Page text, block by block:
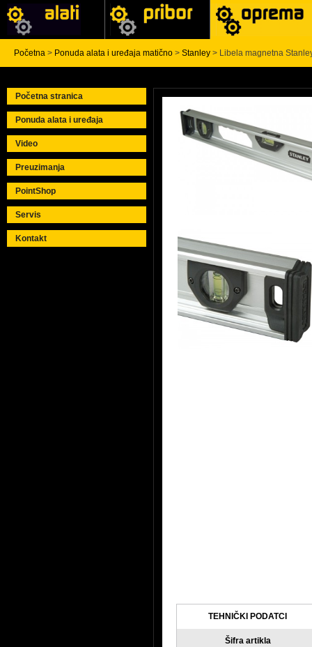
Početna > Ponuda alata i uređaja matično > Stanley > Libela magnetna
Početna stranica
Ponuda alata i uređaja
Video
Preuzimanja
PointShop
Servis
Kontakt
TEHNIČKI PODATCI
Šifra artikla